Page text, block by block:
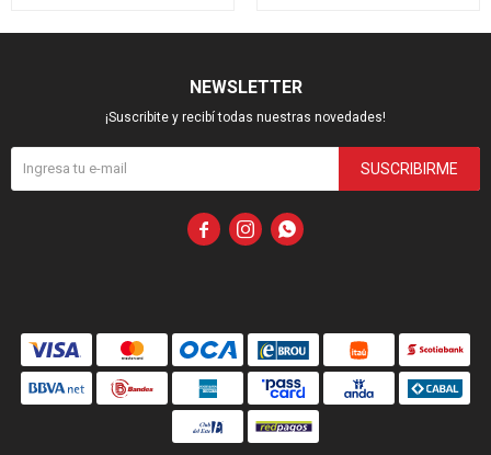
NEWSLETTER
¡Suscribite y recibí todas nuestras novedades!
SUSCRIBIRME
  